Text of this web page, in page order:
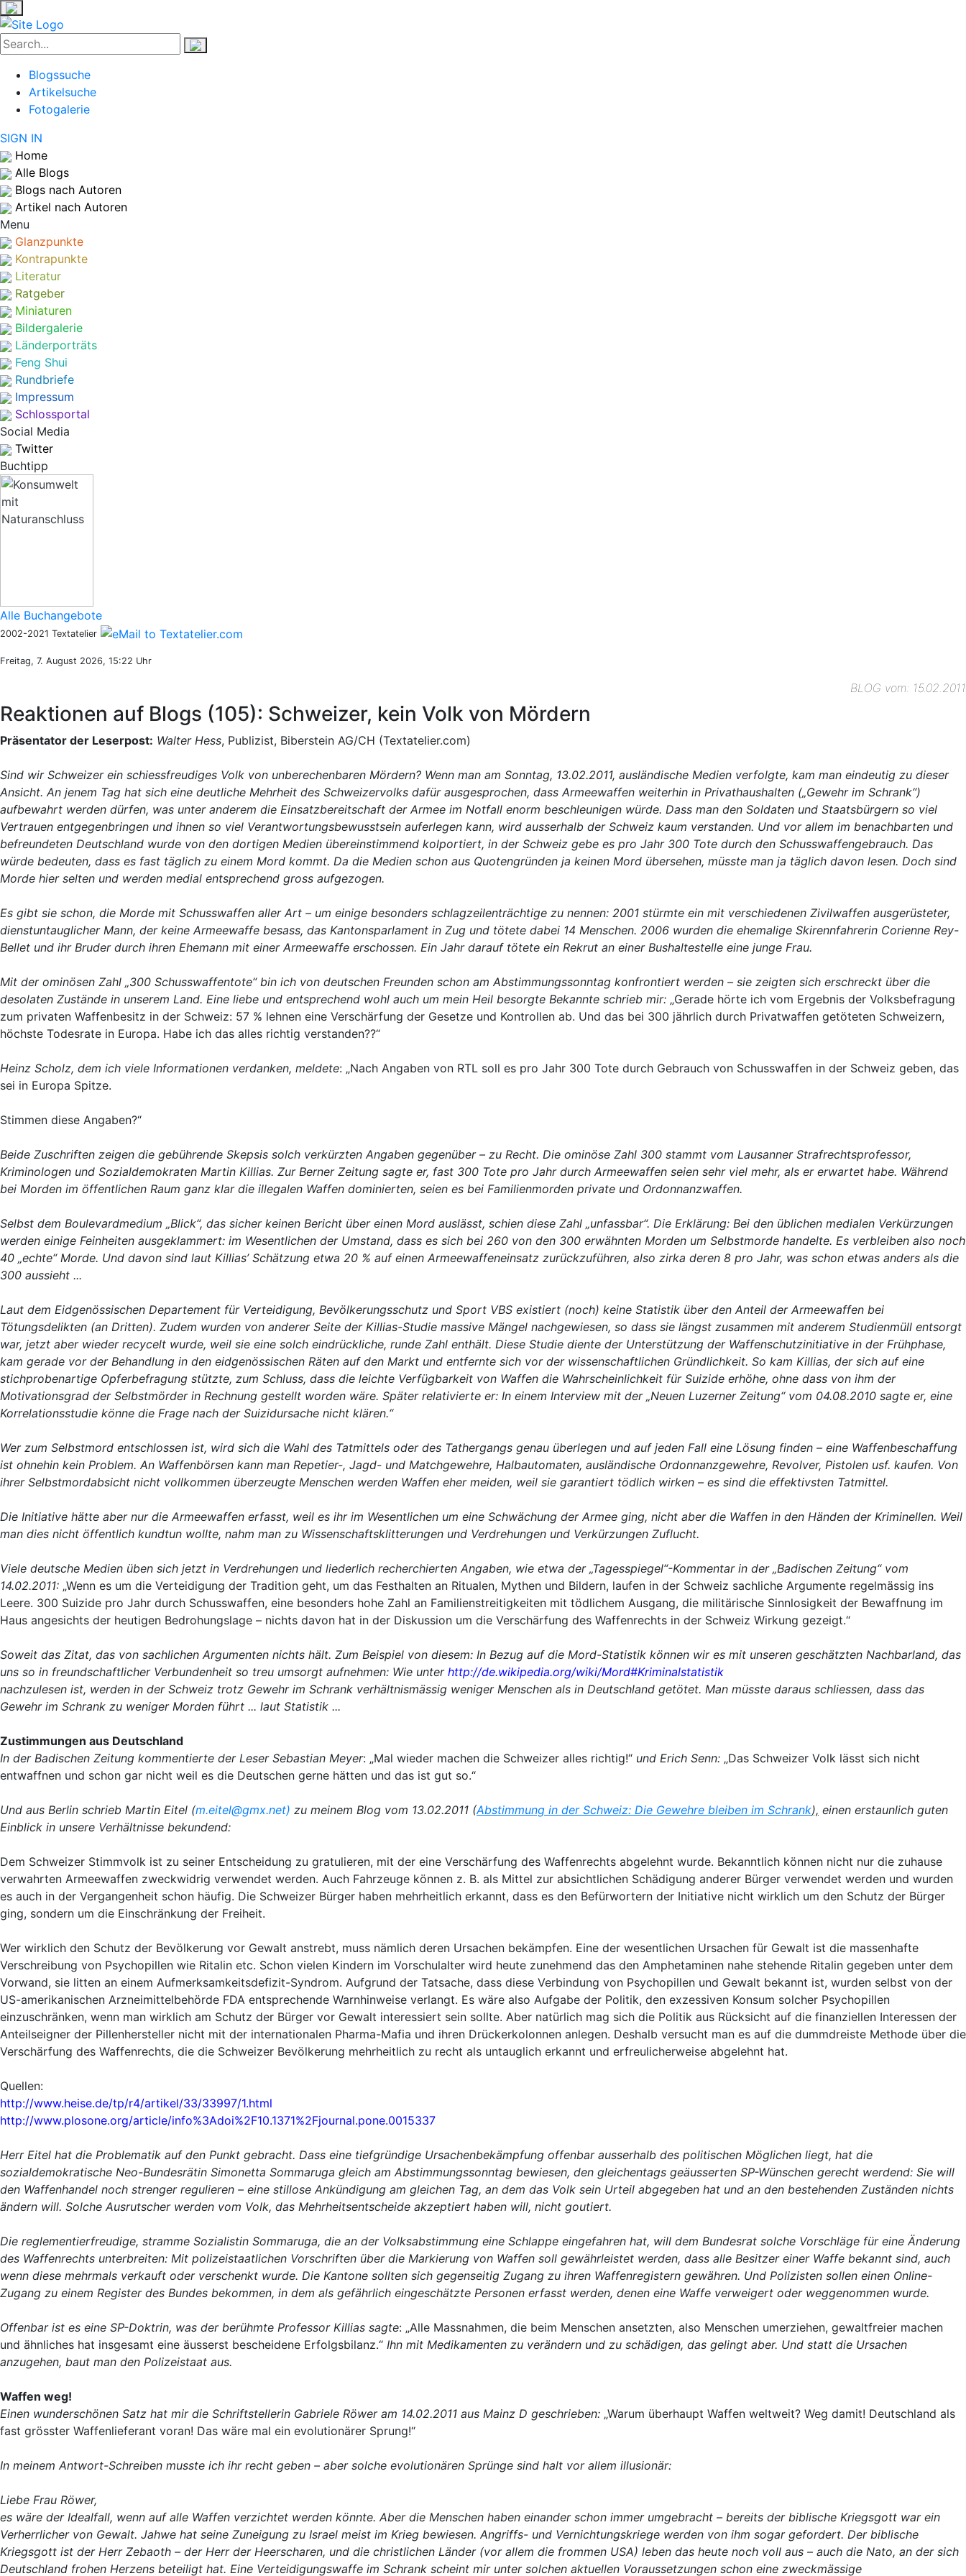
Blogssuche
Artikelsuche
Fotogalerie
SIGN IN
Home
Alle Blogs
Blogs nach Autoren
Artikel nach Autoren
Menu
Glanzpunkte
Kontrapunkte
Literatur
Ratgeber
Miniaturen
Bildergalerie
Länderporträts
Feng Shui
Rundbriefe
Impressum
Schlossportal
Social Media
Twitter
Buchtipp
Alle Buchangebote
2002-2021 Textatelier
Freitag, 7. August 2026, 15:22 Uhr
BLOG vom: 15.02.2011
Reaktionen auf Blogs (105): Schweizer, kein Volk von Mördern
Präsentator der Leserpost: Walter Hess, Publizist, Biberstein AG/CH (Textatelier.com)
Sind wir Schweizer ein schiessfreudiges Volk von unberechenbaren Mördern? Wenn man am Sonntag, 13.02.2011, ausländische Medien verfolgte, kam man eindeutig zu dieser
Ansicht. An jenem Tag hat sich eine deutliche Mehrheit des Schweizervolks dafür ausgesprochen, dass Armeewaffen weiterhin in Privathaushalten („Gewehr im Schrank“)
aufbewahrt werden dürfen, was unter anderem die Einsatzbereitschaft der Armee im Notfall enorm beschleunigen würde. Dass man den Soldaten und Staatsbürgern so viel
Vertrauen entgegenbringen und ihnen so viel Verantwortungsbewusstsein auferlegen kann, wird ausserhalb der Schweiz kaum verstanden. Und vor allem im benachbarten und
befreundeten Deutschland wurde von den dortigen Medien übereinstimmend kolportiert, in der Schweiz gebe es pro Jahr 300 Tote durch den Schusswaffengebrauch. Das
würde bedeuten, dass es fast täglich zu einem Mord kommt. Da die Medien schon aus Quotengründen ja keinen Mord übersehen, müsste man ja täglich davon lesen. Doch sind
Morde hier selten und werden medial entsprechend gross aufgezogen.
Es gibt sie schon, die Morde mit Schusswaffen aller Art – um einige besonders schlagzeilenträchtige zu nennen: 2001 stürmte ein mit verschiedenen Zivilwaffen ausgerüsteter,
dienstuntauglicher Mann, der keine Armeewaffe besass, das Kantonsparlament in Zug und tötete dabei 14 Menschen. 2006 wurden die ehemalige Skirennfahrerin Corienne Rey-
Bellet und ihr Bruder durch ihren Ehemann mit einer Armeewaffe erschossen. Ein Jahr darauf tötete ein Rekrut an einer Bushaltestelle eine junge Frau.
Mit der ominösen Zahl „300 Schusswaffentote“ bin ich von deutschen Freunden schon am Abstimmungssonntag konfrontiert werden – sie zeigten sich erschreckt über die
desolaten Zustände in unserem Land. Eine liebe und entsprechend wohl auch um mein Heil besorgte Bekannte schrieb mir: „Gerade hörte ich vom Ergebnis der Volksbefragung
zum privaten Waffenbesitz in der Schweiz: 57 % lehnen eine Verschärfung der Gesetze und Kontrollen ab. Und das bei 300 jährlich durch Privatwaffen getöteten Schweizern,
höchste Todesrate in Europa. Habe ich das alles richtig verstanden??“
Heinz Scholz, dem ich viele Informationen verdanken, meldete: „Nach Angaben von RTL soll es pro Jahr 300 Tote durch Gebrauch von Schusswaffen in der Schweiz geben, das
sei in Europa Spitze.
Stimmen diese Angaben?“
Beide Zuschriften zeigen die gebührende Skepsis solch verkürzten Angaben gegenüber – zu Recht. Die ominöse Zahl 300 stammt vom Lausanner Strafrechtsprofessor,
Kriminologen und Sozialdemokraten Martin Killias. Zur Berner Zeitung sagte er, fast 300 Tote pro Jahr durch Armeewaffen seien sehr viel mehr, als er erwartet habe. Während
bei Morden im öffentlichen Raum ganz klar die illegalen Waffen dominierten, seien es bei Familienmorden private und Ordonnanzwaffen.
Selbst dem Boulevardmedium „Blick“, das sicher keinen Bericht über einen Mord auslässt, schien diese Zahl „unfassbar“. Die Erklärung: Bei den üblichen medialen Verkürzungen
werden einige Feinheiten ausgeklammert: im Wesentlichen der Umstand, dass es sich bei 260 von den 300 erwähnten Morden um Selbstmorde handelte. Es verbleiben also noch
40 „echte“ Morde. Und davon sind laut Killias’ Schätzung etwa 20 % auf einen Armeewaffeneinsatz zurückzuführen, also zirka deren 8 pro Jahr, was schon etwas anders als die
300 aussieht ...
Laut dem Eidgenössischen Departement für Verteidigung, Bevölkerungsschutz und Sport VBS existiert (noch) keine Statistik über den Anteil der Armeewaffen bei
Tötungsdelikten (an Dritten). Zudem wurden von anderer Seite der Killias-Studie massive Mängel nachgewiesen, so dass sie längst zusammen mit anderem Studienmüll entsorgt
war, jetzt aber wieder recycelt wurde, weil sie eine solch eindrückliche, runde Zahl enthält. Diese Studie diente der Unterstützung der Waffenschutzinitiative in der Frühphase,
kam gerade vor der Behandlung in den eidgenössischen Räten auf den Markt und entfernte sich vor der wissenschaftlichen Gründlichkeit. So kam Killias, der sich auf eine
stichprobenartige Opferbefragung stützte, zum Schluss, dass die leichte Verfügbarkeit von Waffen die Wahrscheinlichkeit für Suizide erhöhe, ohne dass von ihm der
Motivationsgrad der Selbstmörder in Rechnung gestellt worden wäre. Später relativierte er: In einem Interview mit der „Neuen Luzerner Zeitung“ vom 04.08.2010 sagte er, eine
Korrelationsstudie könne die Frage nach der Suizidursache nicht klären.“
Wer zum Selbstmord entschlossen ist, wird sich die Wahl des Tatmittels oder des Tathergangs genau überlegen und auf jeden Fall eine Lösung finden – eine Waffenbeschaffung
ist ohnehin kein Problem. An Waffenbörsen kann man Repetier-, Jagd- und Matchgewehre, Halbautomaten, ausländische Ordonnanzgewehre, Revolver, Pistolen usf. kaufen. Von
ihrer Selbstmordabsicht nicht vollkommen überzeugte Menschen werden Waffen eher meiden, weil sie garantiert tödlich wirken – es sind die effektivsten Tatmittel.
Die Initiative hätte aber nur die Armeewaffen erfasst, weil es ihr im Wesentlichen um eine Schwächung der Armee ging, nicht aber die Waffen in den Händen der Kriminellen. Weil
man dies nicht öffentlich kundtun wollte, nahm man zu Wissenschaftsklitterungen und Verdrehungen und Verkürzungen Zuflucht.
Viele deutsche Medien üben sich jetzt in Verdrehungen und liederlich recherchierten Angaben, wie etwa der „Tagesspiegel“-Kommentar in der „Badischen Zeitung“ vom
14.02.2011: „Wenn es um die Verteidigung der Tradition geht, um das Festhalten an Ritualen, Mythen und Bildern, laufen in der Schweiz sachliche Argumente regelmässig ins
Leere. 300 Suizide pro Jahr durch Schusswaffen, eine besonders hohe Zahl an Familienstreitigkeiten mit tödlichem Ausgang, die militärische Sinnlosigkeit der Bewaffnung im
Haus angesichts der heutigen Bedrohungslage – nichts davon hat in der Diskussion um die Verschärfung des Waffenrechts in der Schweiz Wirkung gezeigt.“
Soweit das Zitat, das von sachlichen Argumenten nichts hält. Zum Beispiel von diesem: In Bezug auf die Mord-Statistik können wir es mit unseren geschätzten Nachbarland, das
uns so in freundschaftlicher Verbundenheit so treu umsorgt aufnehmen: Wie unter http://de.wikipedia.org/wiki/Mord#Kriminalstatistik
nachzulesen ist, werden in der Schweiz trotz Gewehr im Schrank verhältnismässig weniger Menschen als in Deutschland getötet. Man müsste daraus schliessen, dass das
Gewehr im Schrank zu weniger Morden führt ... laut Statistik ...
Zustimmungen aus Deutschland
In der Badischen Zeitung kommentierte der Leser Sebastian Meyer: „Mal wieder machen die Schweizer alles richtig!“ und Erich Senn: „Das Schweizer Volk lässt sich nicht
entwaffnen und schon gar nicht weil es die Deutschen gerne hätten und das ist gut so.“
Und aus Berlin schrieb Martin Eitel (m.eitel@gmx.net) zu meinem Blog vom 13.02.2011 (Abstimmung in der Schweiz: Die Gewehre bleiben im Schrank), einen erstaunlich guten
Einblick in unsere Verhältnisse bekundend:
Dem Schweizer Stimmvolk ist zu seiner Entscheidung zu gratulieren, mit der eine Verschärfung des Waffenrechts abgelehnt wurde. Bekanntlich können nicht nur die zuhause
verwahrten Armeewaffen zweckwidrig verwendet werden. Auch Fahrzeuge können z. B. als Mittel zur absichtlichen Schädigung anderer Bürger verwendet werden und wurden
es auch in der Vergangenheit schon häufig. Die Schweizer Bürger haben mehrheitlich erkannt, dass es den Befürwortern der Initiative nicht wirklich um den Schutz der Bürger
ging, sondern um die Einschränkung der Freiheit.
Wer wirklich den Schutz der Bevölkerung vor Gewalt anstrebt, muss nämlich deren Ursachen bekämpfen. Eine der wesentlichen Ursachen für Gewalt ist die massenhafte
Verschreibung von Psychopillen wie Ritalin etc. Schon vielen Kindern im Vorschulalter wird heute zunehmend das den Amphetaminen nahe stehende Ritalin gegeben unter dem
Vorwand, sie litten an einem Aufmerksamkeitsdefizit-Syndrom. Aufgrund der Tatsache, dass diese Verbindung von Psychopillen und Gewalt bekannt ist, wurden selbst von der
US-amerikanischen Arzneimittelbehörde FDA entsprechende Warnhinweise verlangt. Es wäre also Aufgabe der Politik, den exzessiven Konsum solcher Psychopillen
einzuschränken, wenn man wirklich am Schutz der Bürger vor Gewalt interessiert sein sollte. Aber natürlich mag sich die Politik aus Rücksicht auf die finanziellen Interessen der
Anteilseigner der Pillenhersteller nicht mit der internationalen Pharma-Mafia und ihren Drückerkolonnen anlegen. Deshalb versucht man es auf die dummdreiste Methode über die
Verschärfung des Waffenrechts, die die Schweizer Bevölkerung mehrheitlich zu recht als untauglich erkannt und erfreulicherweise abgelehnt hat.
Quellen:
http://www.heise.de/tp/r4/artikel/33/33997/1.html
http://www.plosone.org/article/info%3Adoi%2F10.1371%2Fjournal.pone.0015337
Herr Eitel hat die Problematik auf den Punkt gebracht. Dass eine tiefgründige Ursachenbekämpfung offenbar ausserhalb des politischen Möglichen liegt, hat die
sozialdemokratische Neo-Bundesrätin Simonetta Sommaruga gleich am Abstimmungssonntag bewiesen, den gleichentags geäusserten SP-Wünschen gerecht werdend: Sie will
den Waffenhandel noch strenger regulieren – eine stillose Ankündigung am gleichen Tag, an dem das Volk sein Urteil abgegeben hat und an den bestehenden Zuständen nichts
ändern will. Solche Ausrutscher werden vom Volk, das Mehrheitsentscheide akzeptiert haben will, nicht goutiert.
Die reglementierfreudige, stramme Sozialistin Sommaruga, die an der Volksabstimmung eine Schlappe eingefahren hat, will dem Bundesrat solche Vorschläge für eine Änderung
des Waffenrechts unterbreiten: Mit polizeistaatlichen Vorschriften über die Markierung von Waffen soll gewährleistet werden, dass alle Besitzer einer Waffe bekannt sind, auch
wenn diese mehrmals verkauft oder verschenkt wurde. Die Kantone sollten sich gegenseitig Zugang zu ihren Waffenregistern gewähren. Und Polizisten sollen einen Online-
Zugang zu einem Register des Bundes bekommen, in dem als gefährlich eingeschätzte Personen erfasst werden, denen eine Waffe verweigert oder weggenommen wurde.
Offenbar ist es eine SP-Doktrin, was der berühmte Professor Killias sagte: „Alle Massnahmen, die beim Menschen ansetzten, also Menschen umerziehen, gewaltfreier machen
und ähnliches hat insgesamt eine äusserst bescheidene Erfolgsbilanz.“ Ihn mit Medikamenten zu verändern und zu schädigen, das gelingt aber. Und statt die Ursachen
anzugehen, baut man den Polizeistaat aus.
Waffen weg!
Einen wunderschönen Satz hat mir die Schriftstellerin Gabriele Röwer am 14.02.2011 aus Mainz D geschrieben: „Warum überhaupt Waffen weltweit? Weg damit! Deutschland als
fast grösster Waffenlieferant voran! Das wäre mal ein evolutionärer Sprung!“
In meinem Antwort-Schreiben musste ich ihr recht geben – aber solche evolutionären Sprünge sind halt vor allem illusionär:
Liebe Frau Röwer,
es wäre der Idealfall, wenn auf alle Waffen verzichtet werden könnte. Aber die Menschen haben einander schon immer umgebracht – bereits der biblische Kriegsgott war ein
Verherrlicher von Gewalt. Jahwe hat seine Zuneigung zu Israel meist im Krieg bewiesen. Angriffs- und Vernichtungskriege werden von ihm sogar gefordert. Der biblische
Kriegsgott ist der Herr Zebaoth – der Herr der Heerscharen, und die christlichen Länder (vor allem die frommen USA) leben das heute noch voll aus – auch die Nato, an der sich
Deutschland frohen Herzens beteiligt hat. Eine Verteidigungswaffe im Schrank scheint mir unter solchen aktuellen Voraussetzungen schon eine zweckmässige